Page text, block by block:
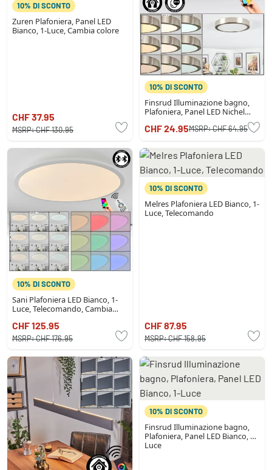
10% DI SCONTO
Zuren Plafoniera, Panel LED
Bianco, 1-Luce, Cambia colore
CHF 37.95
MSRP:CHF 130.95
10% DI SCONTO
Finsrud Illuminazione bagno,
Plafoniera, Panel LED Nichel
CHF 24.95MSRP:CHF 64.95
10% DI SCONTO
Sani Plafoniera LED Bianco, 1-
Luce, Telecomando, Cambia
CHF 125.95
MSRP:CHF 176.95
10% DI SCONTO
Melres Plafoniera LED Bianco, 1-
Luce, Telecomando
CHF 87.95
MSRP:CHF 158.95
10% DI SCONTO
Finsrud Illuminazione bagno,
Plafoniera, Panel LED Bianco, 1-
Luce